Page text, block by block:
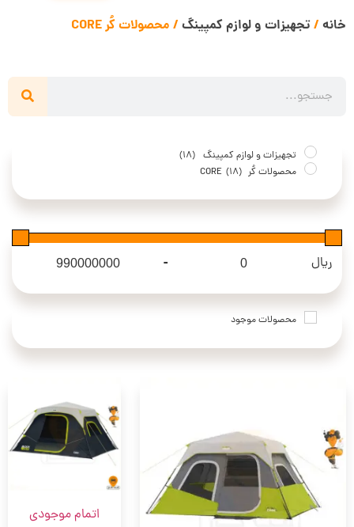
خانه /تجهیزات و لوازم کمپینگ / محصولات کُر CORE
تجهیزات و لوازم کمپینگ (18)
محصولات کُر CORE (18)
ریال Minimum Price
-
Maximum Price
محصولات موجود
اتمام موجودی